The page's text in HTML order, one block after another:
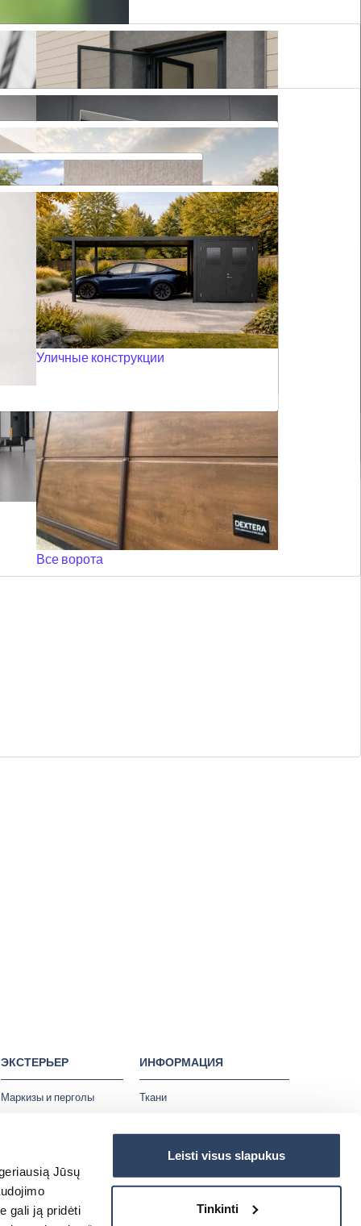
Jūsų
gali ją pridėti
Leisti visus slapukus
Tinkinti
Фасадные роллеты
Жалюзи плиссе для мансардных окон
Фасадные жалюзи
Дверные москитные сетки
Панорамные ворота
Все ворота
Все маркизы
Уличные конструкции
ЭКСТЕРЬЕР
Маркизы и перголы
Защитные решётки
ИНФОРМАЦИЯ
Ткани